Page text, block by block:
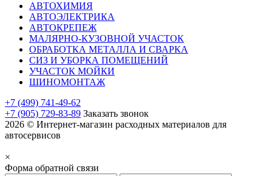
АВТОХИМИЯ
АВТОЭЛЕКТРИКА
АВТОКРЕПЕЖ
МАЛЯРНО-КУЗОВНОЙ УЧАСТОК
ОБРАБОТКА МЕТАЛЛА И СВАРКА
СИЗ И УБОРКА ПОМЕЩЕНИЙ
УЧАСТОК МОЙКИ
ШИНОМОНТАЖ
+7 (499) 741-49-62
+7 (905) 729-83-89 Заказать звонок
2026 © Интернет-магазин расходных материалов для
автосервисов
×
Форма обратной связи